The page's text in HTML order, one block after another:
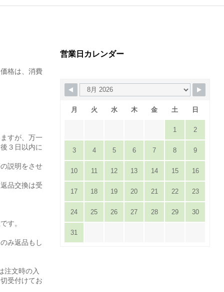
格は、消費
すが、万一
３日以内に
説明をさせ
品交換は受
す。
み返品もし
注文時の入
受付けてお
営業日カレンダー
月 火 水 木 金 土 日
1 2
3 4 5 6 7 8 9
10 11 12 13 14 15 16
17 18 19 20 21 22 23
24 25 26 27 28 29 30
31